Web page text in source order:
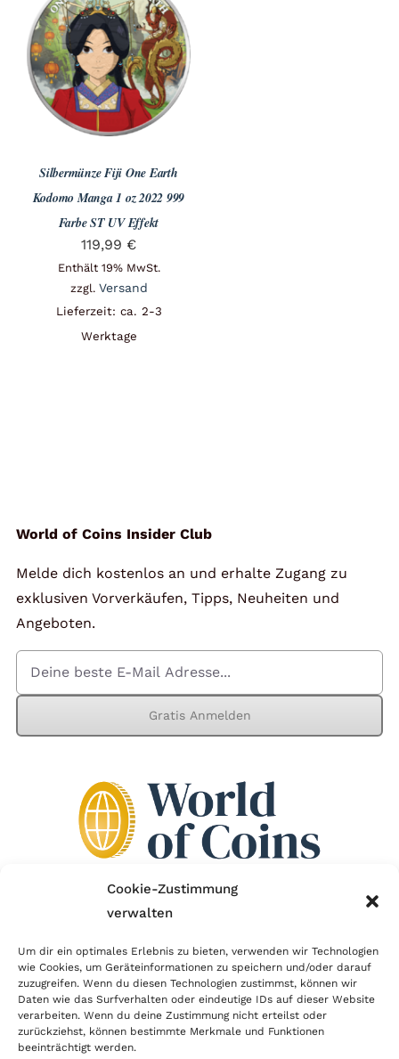
Cookie-Zustimmung
verwalten
Um dir ein optimales Erlebnis zu bieten, verwenden wir Technologien
wie Cookies, um Geräteinformationen zu speichern und/oder darauf
zuzugreifen. Wenn du diesen Technologien zustimmst, können wir
Daten wie das Surfverhalten oder eindeutige IDs auf dieser Website
verarbeiten. Wenn du deine Zustimmung nicht erteilst oder
zurückziehst, können bestimmte Merkmale und Funktionen
beeinträchtigt werden.
Silbermünze Fiji One Earth
Kodomo Manga 1 oz 2022 999
Farbe ST UV Effekt
119,99 €
Enthält 19% MwSt.
zzgl. Versand
Lieferzeit: ca. 2-3
Werktage
World of Coins Insider Club
Melde dich kostenlos an und erhalte Zugang zu
exklusiven Vorverkäufen, Tipps, Neuheiten und
Angeboten.
Gratis Anmelden
Der Händlerbund setzt sich für sicheren und
erfolgreichen E-Commerce ein. Auch wir sind wie
viele Onlineshops im Netz Mitglied im Händlerbund
und unterstützen fairen Onlinehandel.